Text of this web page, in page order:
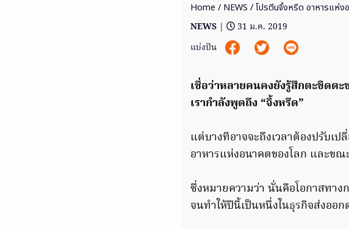
Home / NEWS / โปรตีนจิ้งหรีด อาหารแห่ง
NEWS |
31 ม.ค. 2019
แบ่งปัน
เชื่อว่าหลายคนคงยังรู้สึกตะขิดตะ
เรากำลังพูดถึง “จิ้งหรีด”
แต่บางทีอาจจะถึงเวลาต้องปรับเ
อาหารแห่งอนาคตของโลก และข
ซึ่งหมายความว่า นั่นคือโอกาสทาง
จนทำให้ปีนี้เป็นหนึ่งในธุรกิจส่งออ